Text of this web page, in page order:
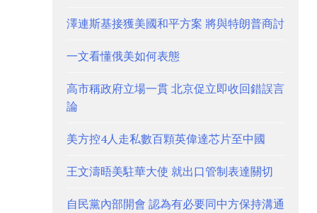
澤連斯基接獲美國和平方案 將與特朗普商討
一文看懂俄美如何表態
高市稱政府立場一貫 北京促立即收回錯誤言
論
美方控4人走私數百顆英偉達芯片至中國
王文濤晤美駐華大使 就出口管制表達關切
自民黨內部開會 認為有必要同中方保持溝通